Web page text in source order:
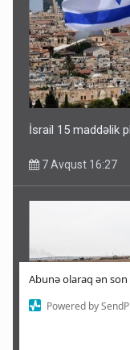
Abunə olaraq ən
Powered by
İsrail 15 maddəlik
7 Avqust 16:27